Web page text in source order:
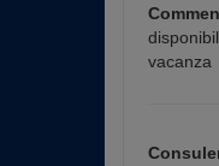
vacanza